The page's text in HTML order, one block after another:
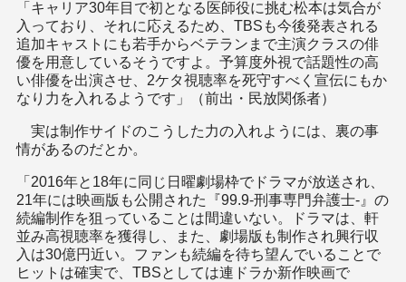
「キャリア30年目で初となる医師役に挑む松本は気合が
入っており、それに応えるため、TBSも今後発表される
追加キャストにも若手からベテランまで主演クラスの俳
優を用意しているそうですよ。予算度外視で話題性の高
い俳優を出演させ、2ケタ視聴率を死守すべく宣伝にもか
なり力を入れるようです」（前出・民放関係者）
実は制作サイドのこうした力の入れようには、裏の事
情があるのだとか。
「2016年と18年に同じ日曜劇場枠でドラマが放送され、
21年には映画版も公開された『99.9-刑事専門弁護士-』の
続編制作を狙っていることは間違いない。ドラマは、軒
並み高視聴率を獲得し、また、劇場版も制作され興行収
入は30億円近い。ファンも続編を待ち望んでいることで
ヒットは確実で、TBSとしては連ドラか新作映画で